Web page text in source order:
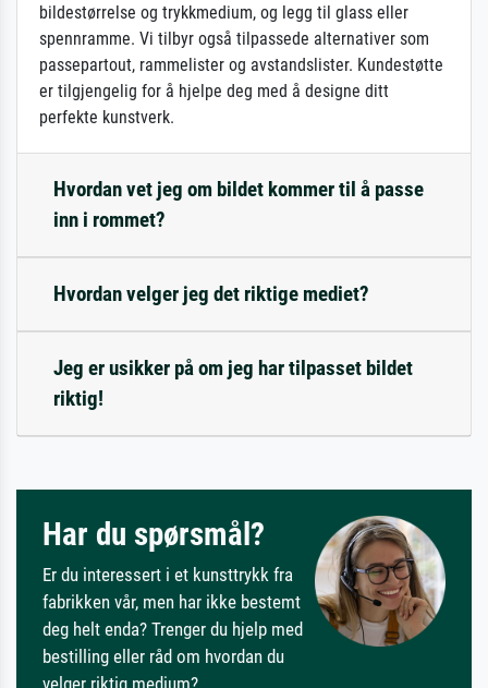
bildestørrelse og trykkmedium, og legg til glass eller
spennramme. Vi tilbyr også tilpassede alternativer som
passepartout, rammelister og avstandslister. Kundestøtte
er tilgjengelig for å hjelpe deg med å designe ditt
perfekte kunstverk.
Hvordan vet jeg om bildet kommer til å passe
inn i rommet?
Hvordan velger jeg det riktige mediet?
Jeg er usikker på om jeg har tilpasset bildet
riktig!
Har du spørsmål?
Er du interessert i et kunsttrykk fra
fabrikken vår, men har ikke bestemt
deg helt enda? Trenger du hjelp med
bestilling eller råd om hvordan du
velger riktig medium?